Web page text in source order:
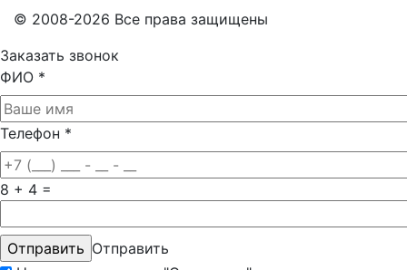
© 2008-2026 Все права защищены
Заказать звонок
ФИО *
Телефон *
8 + 4 =
Отправить